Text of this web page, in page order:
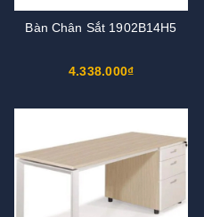
Bàn Chân Sắt 1902B14H5
4.338.000₫